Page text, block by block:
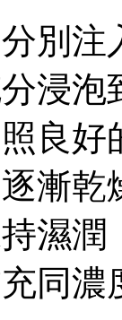
別注
浸泡
良好
漸
濕
同濃